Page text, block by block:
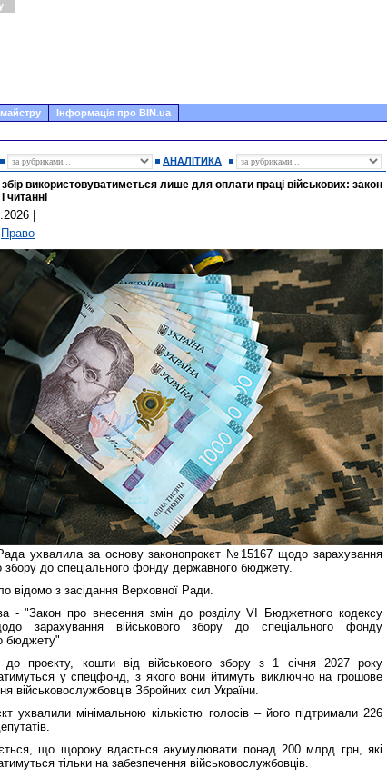
Інформація про BIN.ua
АНАЛІТИКА
збір використовуватиметься лише для оплати праці військових: закон
читанні
Право
ухвалила за основу законопрокєт №15167 щодо зарахування
збору до спеціального фонду державного бюджету.
відомо з засідання Верховної Ради.
- "Закон про внесення змін до розділу VI Бюджетного кодексу
зарахування військового збору до спеціального фонду
бюджету"
до проєкту, кошти від військового збору з 1 січня 2027 року
у спецфонд, з якого вони йтимуть виключно на грошове
військовослужбовців Збройних сил України.
ухвалили мінімальною кількістю голосів ‒ його підтримали 226
що щороку вдасться акумулювати понад 200 млрд грн, які
тільки на забезпечення військовослужбовців.